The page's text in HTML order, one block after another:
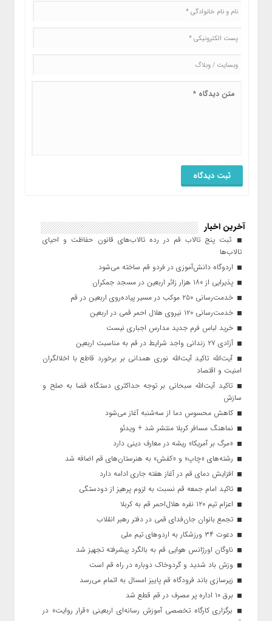
آخرین اخبار
ثبت پنج تالاب قم در رده تالاب‌های قانون حفاظت و احیای
تالاب‌ها
اردوگاه دانش‌آموزی در فردو قم ساخته می‌شود
پذیرایی از ۱۸۰ هزار زائر اربعین در مسجد جمکران
خدمت‌رسانی ۲۵۰ موکب در مسیر پیاده‌روی اربعین در قم
خدمت‌رسانی ۱۲۰ نیروی هلال احمر قمی در اربعین
خرید لباس فرم جدید مدارس اجباری نیست
آزادی ۲۷ زندانی واجد شرایط در قم به مناسبت اربعین
آیت‌الله تاکید آیت‌الله نوری همدانی بر برخورد قاطع با اخلالگران
امنیت و اقتصاد
تاکید آیت‌الله‌ سبحانی بر توجه حداکثری دستگاه قضا به صلح و
سازش
کاهش محسوس دما از سه‌شنبه آغاز می‌شود
نماهنگ مسافر کربلا منتشر شد + ویدئو
«مرگ بر آمریکا» ریشه در معارف دینی دارد
رشته‌های «چاپ» و «کفش» به هنرستان‌های قم اضافه شد
افزایش دمای قم در آغاز هفته جاری ادامه دارد
تاکید امام جمعه قم نسبت به لزوم پرهیز از دودستگی
اعزام تیم ۱۲۰ نفره هلال‌احمر قم به کربلا
تجمع بانوان جان‌فدای قمی در دفتر رهبر انقلاب
دعوت ۳۴ ورزشکار به اردوهای تیم ملی
ناوگان اورژانس هوایی قم به بالگرد پیشرفته تجهیز شد
وزش باد شدید و گردوخاک دوباره در راه قم است
زیرسازی باند فرودگاه قم پاییز امسال به اتمام می‌رسد
برق ۱۰ اداره پر مصرف در قم قطع شد
برگزاری کارگاه تخصصی آموزش رسانه‌ای اربعینی «قرار روایت» در